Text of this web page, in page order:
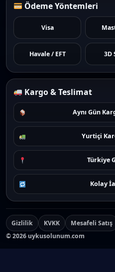
Ödeme Yöntemleri
Visa
Havale / EFT 3D
Kargo & Teslimat
Aynı Gün
Yurtiçi
Türkiye
Kolay
Gizlilik KVKK Mesafeli Satış
©2026 uykusolunum.com